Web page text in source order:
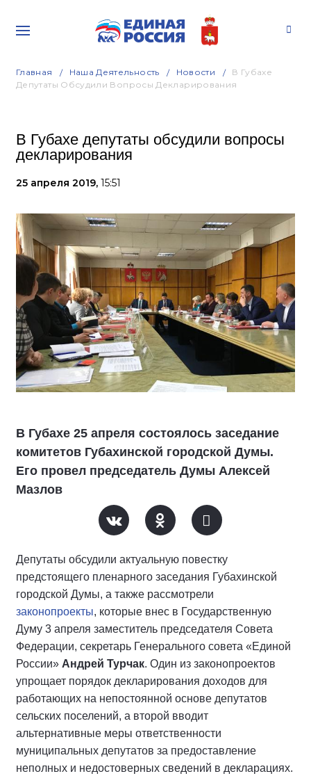
Главная Наша Деятельность Новости
В Губахе
Депутаты Обсудили Вопросы Декларирования
В Губахе депутаты обсудили вопросы
декларирования
25 апреля 2019, 15:51
В Губахе 25 апреля состоялось заседание
комитетов Губахинской городской Думы.
Его провел председатель Думы Алексей
Мазлов
Депутаты обсудили актуальную повестку
предстоящего пленарного заседания Губахинской
городской Думы, а также рассмотрели
законопроекты, которые внес в Государственную
Думу 3 апреля заместитель председателя Совета
Федерации, секретарь Генерального совета «Единой
России» Андрей Турчак. Один из законопроектов
упрощает порядок декларирования доходов для
работающих на непостоянной основе депутатов
сельских поселений, а второй вводит
альтернативные меры ответственности
муниципальных депутатов за предоставление
неполных и недостоверных сведений в декларациях.